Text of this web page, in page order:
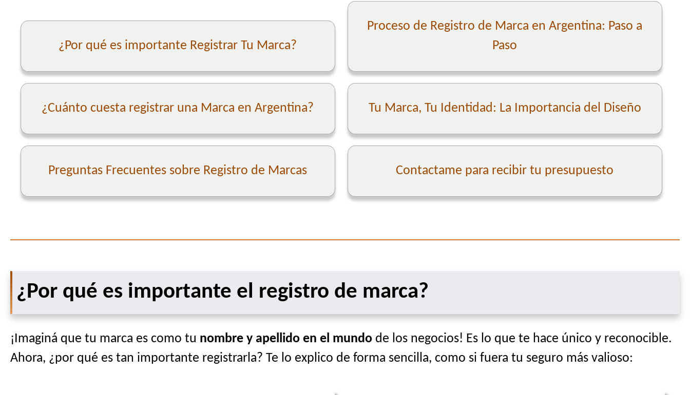
¿Por qué es importante Registrar Tu Marca?
Proceso de Registro de Marca en Argentina: Paso a
Paso
¿Cuánto cuesta registrar una Marca en Argentina? Tu Marca, Tu Identidad: La Importancia del Diseño
Preguntas Frecuentes sobre Registro de Marcas Contactame para recibir tu presupuesto
¿Por qué es importante el registro de marca?
¡Imaginá que tu marca es como tu nombre y apellido en el mundo de los negocios! Es lo que te hace único y reconocible.
Ahora, ¿por qué es tan importante registrarla? Te lo explico de forma sencilla, como si fuera tu seguro más valioso: